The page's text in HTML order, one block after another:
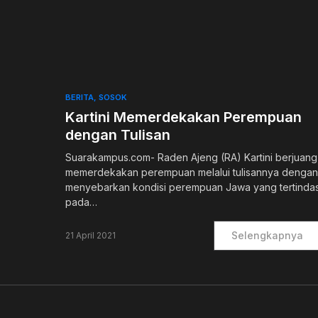
BERITA SOSOK
Kartini Memerdekakan Perempuan
dengan Tulisan
Suarakampus.com- Raden Ajeng (RA) Kartini berjuang
memerdekakan perempuan melalui tulisannya dengan
menyebarkan kondisi perempuan Jawa yang
pada…
21 April 2021 Selengkapnya